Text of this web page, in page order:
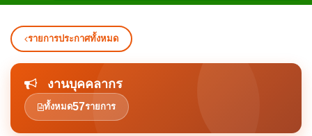
รายการประกาศทั้งหมด
งานบุคคลากร
ทั้งหมด57รายการ